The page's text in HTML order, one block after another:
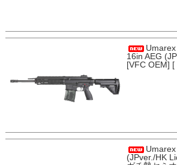
16in AEG
[VFC OEM]
(JPver./HK